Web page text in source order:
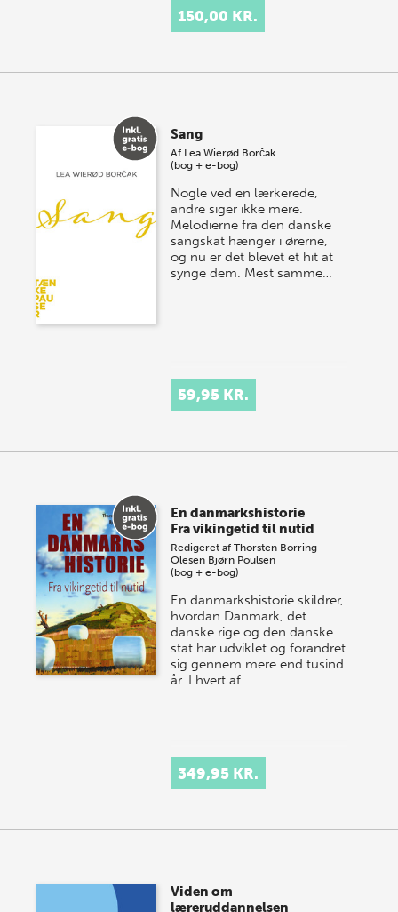
150,00 KR.
Sang
Af Lea Wierød Borčak
(bog + e-bog)
Nogle ved en lærkerede,
andre siger ikke mere.
Melodierne fra den danske
sangskat hænger i ørerne,
og nu er det blevet et hit at
synge dem. Mest samme…
59,95 KR.
En danmarkshistorie
Fra vikingetid til nutid
Redigeret afThorsten Borring
Olesen Bjørn Poulsen
(bog + e-bog)
En danmarkshistorie skildrer,
hvordan Danmark, det
danske rige og den danske
stat har udviklet og forandret
sig gennem mere end tusind
år. I hvert af…
349,95 KR.
Viden om
læreruddannelsen